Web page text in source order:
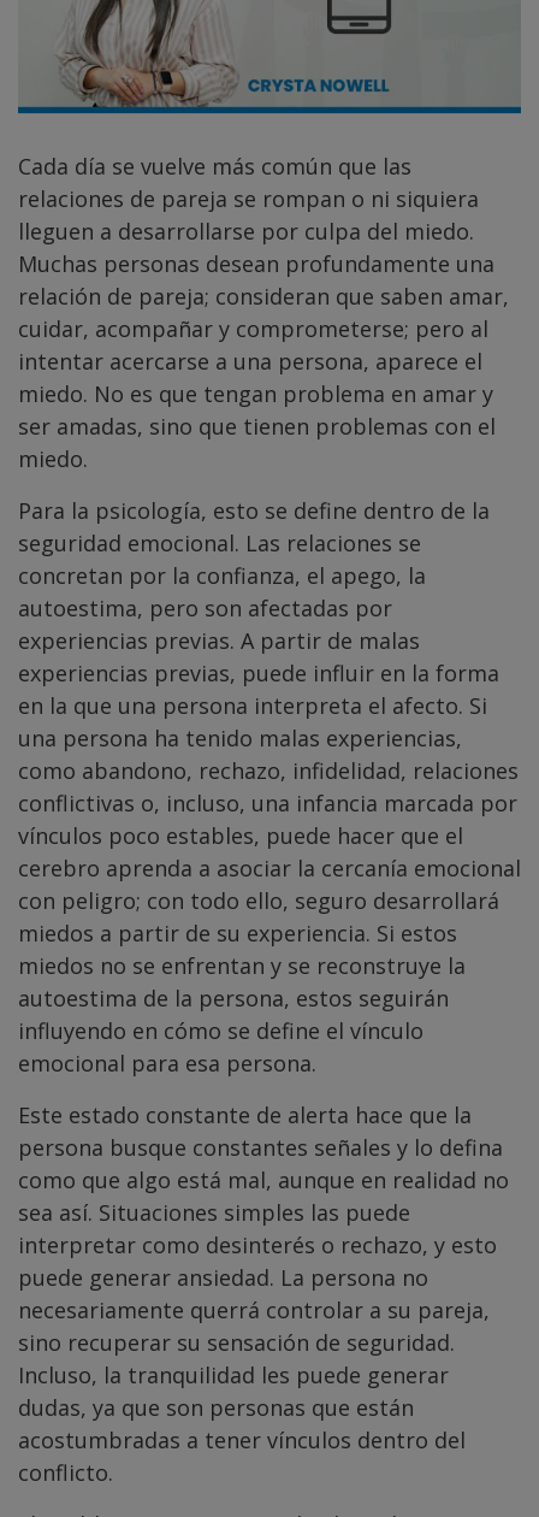
Cada día se vuelve más común que las
relaciones de pareja se rompan o ni siquiera
lleguen a desarrollarse por culpa del miedo.
Muchas personas desean profundamente una
relación de pareja; consideran que saben amar,
cuidar, acompañar y comprometerse; pero al
intentar acercarse a una persona, aparece el
miedo. No es que tengan problema en amar y
ser amadas, sino que tienen problemas con el
miedo.
Para la psicología, esto se define dentro de la
seguridad emocional. Las relaciones se
concretan por la confianza, el apego, la
autoestima, pero son afectadas por
experiencias previas. A partir de malas
experiencias previas, puede influir en la forma
en la que una persona interpreta el afecto. Si
una persona ha tenido malas experiencias,
como abandono, rechazo, infidelidad, relaciones
conflictivas o, incluso, una infancia marcada por
vínculos poco estables, puede hacer que el
cerebro aprenda a asociar la cercanía emocional
con peligro; con todo ello, seguro desarrollará
miedos a partir de su experiencia. Si estos
miedos no se enfrentan y se reconstruye la
autoestima de la persona, estos seguirán
influyendo en cómo se define el vínculo
emocional para esa persona.
Este estado constante de alerta hace que la
persona busque constantes señales y lo defina
como que algo está mal, aunque en realidad no
sea así. Situaciones simples las puede
interpretar como desinterés o rechazo, y esto
puede generar ansiedad. La persona no
necesariamente querrá controlar a su pareja,
sino recuperar su sensación de seguridad.
Incluso, la tranquilidad les puede generar
dudas, ya que son personas que están
acostumbradas a tener vínculos dentro del
conflicto.